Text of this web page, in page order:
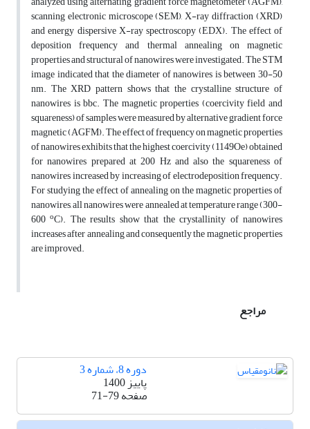
scanning electronic microscope (SEM), X-ray diffraction (XRD)
and energy dispersive X-ray spectroscopy (EDX). The effect of
deposition frequency and thermal annealing on magnetic
properties and structural of nanowires were investigated. The STM
image indicated that the diameter of nanowires is between 30-50
nm. The XRD pattern shows that the crystalline structure of
nanowires is bbc. The magnetic properties (coercivity field and
squareness) of samples were measured by alternative gradient force
magnetic (AGFM). The effect of frequency on magnetic properties
of nanowires exhibits that the highest coercivity (1149Oe) obtained
for nanowires prepared at 200 Hz and also the squareness of
nanowires increased by increasing of electrodeposition frequency.
For studying the effect of annealing on the magnetic properties of
nanowires, all nanowires were annealed at temperature range (300-
600oC). The results show that the crystallinity of nanowires
increases after annealing and consequently the magnetic properties
are improved.
مراجع
دوره 8، شماره 3
پاییز 1400
صفحه71-79